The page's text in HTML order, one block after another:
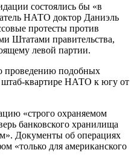
состоялись бы «в
НАТО доктор Даниэль
протесты против
Штатами правительства,
левой партии.
проведению подобных
штаб-квартире НАТО к югу от
«строго охраняемом
банковского хранилища
Документы об операциях
«только для американского